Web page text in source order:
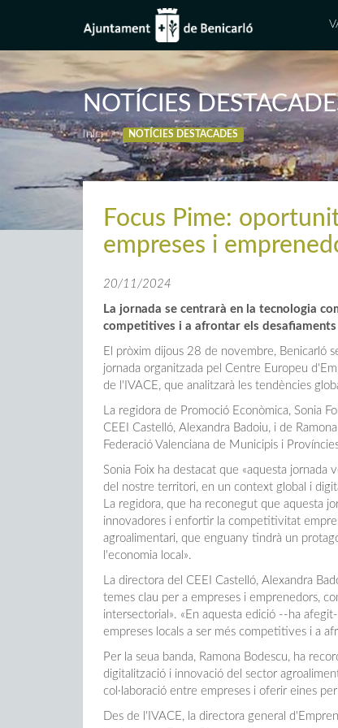
NOTÍCIES
Inici NOTÍCIES DESTACADES
Focus Pime:
empreses i
20/11/2024
La jornada se centrarà en la tecnologia
competitives i a afrontar els
El pròxim dijous 28 de novembre, Benicarló
jornada organitzada pel Centre Europeu
de l'IVACE, que analitzarà les tendències
La regidora de Promoció Econòmica, Sonia
CEEI Castelló, Alexandra Badoiu, i de
Federació Valenciana de Municipis i
Sonia Foix ha destacat que «aquesta
del nostre territori, en un context global i
La regidora, que ha reconegut que aquesta
innovadores i enfortir la competitivitat
agroalimentari, que enguany tindrà un
l'economia local».
La directora del CEEI Castelló, Alexandra
temes clau per a empreses i emprenedors,
intersectorial». «En aquesta edició --ha
empreses locals a ser més competitives i a
Per la seua banda, Ramona Bodescu, ha
digitalització i innovació del sector
col·laboració entre empreses i oferir eines
Des de l'IVACE, la directora general